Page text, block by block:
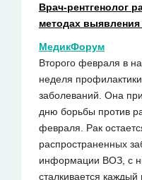
Врач-рентгенолог
методах выявления
МедикФорум
Второго февраля в
неделя
заболеваний. Она
дню борьбы против
февраля. Рак
распространенных
информации ВОЗ, с
сталкивается каждый